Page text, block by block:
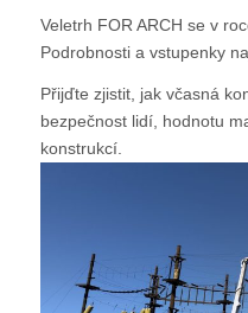
Veletrh FOR ARCH se v
Podrobnosti a vstupenky
Přijďte zjistit, jak včasná
bezpečnost lidí, hodnotu
konstrukcí.